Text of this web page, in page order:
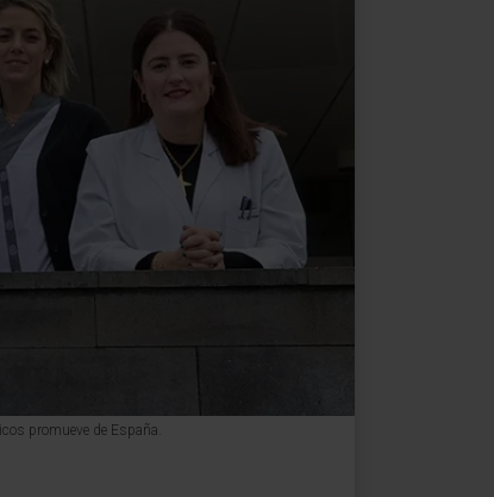
promueve de España.